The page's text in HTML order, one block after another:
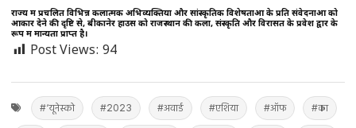
राज्य में प्रचलित विभिन्न कलात्मक अभिव्यक्तियों और सांस्कृतिक विशेषताओं के प्रति संवेदनाओं को
आकार देने की दृष्टि से, बीकानेर हाउस को राजस्थान की कला, संस्कृति और विरासत के प्रवेश द्वार के
रूप में मान्यता प्राप्त है।
Post Views: 94
#‘यूनेस्को #2023 #अवार्ड #एशिया #ऑफ #का